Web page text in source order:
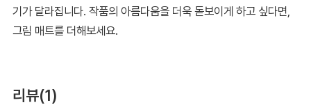
기가 달라집니다. 작품의 아름다움을 더욱 돋보이게 하고 싶다면,
그림 매트를 더해보세요.
리뷰(1)